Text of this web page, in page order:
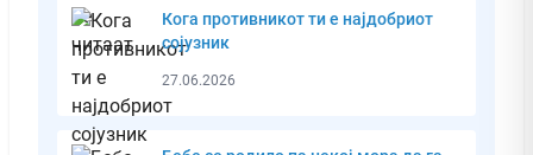
Кога противникот ти е најдобриот
сојузник
27.06.2026